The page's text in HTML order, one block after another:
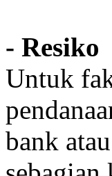
- Resiko
Untuk
bank